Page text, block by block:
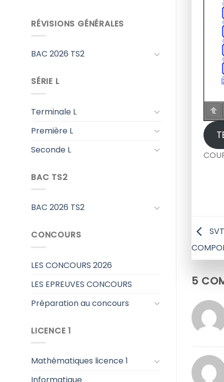
RÉVISIONS GÉNÉRALES
BAC 2026 TS2
SÉRIE L
Terminale L
Première L
Seconde L
BAC TS2
BAC 2026 TS2
CONCOURS
LES CONCOURS 2026
LES EPREUVES CONCOURS
Préparation au concours
LICENCE 1
Mathématiques licence 1
5